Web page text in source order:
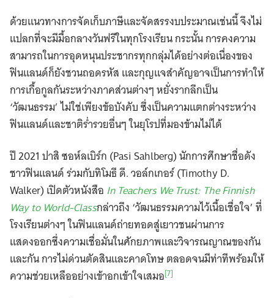
ด้วยแนวทางการจัดเก็บภาษีและจัดสรรงบประมาณเช่นนี้ จึงไม่
แปลกที่จะมีมื้อกลางวันฟรีในทุกโรงเรียน กระนั้น การคงความ
สามารถในการอุดหนุนประชากรทุกกลุ่มได้อย่างต่อเนื่องของ
ฟินแลนด์ก็ยังชวนถอดรหัส และกุญแจสำคัญอาจเป็นการทำให้
การเกื้อกูลกันระหว่างภาคส่วนต่างๆ หยั่งรากลึกเป็น
‘วัฒนธรรม’ ไม่ใช่เพียงข้อบังคับ ซึ่งเป็นความแตกต่างระหว่าง
ฟินแลนด์และชาติร่ำรวยอื่นๆ ในยุโรปที่มองข้ามไม่ได้
ปี 2021 ปาสิ ซอห์ลเบิร์ก (Pasi Sahlberg) นักการศึกษาชื่อดัง
ชาวฟินแลนด์ ร่วมกับทิโมธี ดี. วอล์กเกอร์ (Timothy D.
Walker) เปิดตัวหนังสือ In Teachers We Trust: The Finnish
Way to World-Classกล่าวถึง ‘วัฒนธรรมความไว้เนื้อเชื่อใจ’ ที่
โรงเรียนต่างๆ ในฟินแลนด์ถ่ายทอดสู่เยาวชนผ่านการ
แสดงออกซึ่งความเชื่อมั่นในศักยภาพและวิจารณญาณของกัน
และกัน การไม่ด่วนตัดสินและคาดโทษ ตลอดจนมีท่าทีพร้อมให้
ความช่วยเหลืออย่างเข้าอกเข้าใจเสมอ[7]